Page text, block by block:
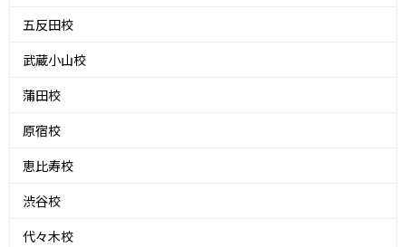
五反田校
武蔵小山校
蒲田校
原宿校
恵比寿校
渋谷校
代々木校